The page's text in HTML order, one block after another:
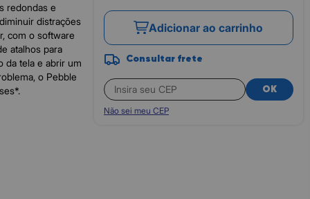
Adicionar ao carrinho
Consultar frete
OK
Não sei meu CEP
redondas e
distrações
com o software
atalhos para
da tela e abrir um
o Pebble